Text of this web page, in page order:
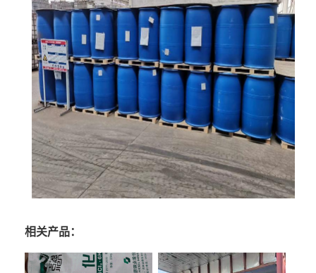
相关产品：